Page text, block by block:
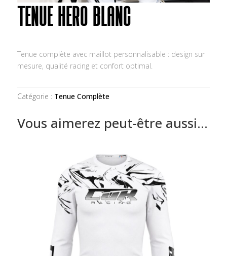
TENUE HERO BLANC
Tenue complète avec maillot personnalisable : design sur
mesure, qualité racing et confort optimal.
Catégorie : Tenue Complète
Vous aimerez peut-être aussi…